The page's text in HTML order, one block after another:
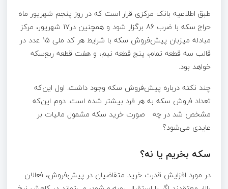
طبق اطلاعیه بانک مرکزی قرار است که در روز پنجم شهریور ماه
حراج سکه با ضرب 86 برگزار شود و همچنین در17 شهریور، مرکز
مبادله میزبان پیش‌فروش سکه با شرایط هر کد ملی 15 عدد در
قالب سه قطعه تمام، پنج قطعه نیم، و هفت قطعه ربع‌سکه
خواهد بود.
چند نکته درباره پیش‌فروش سکه وجود داشت. اول این‌که
تعداد فروش سکه به هر فرد بیشتر شده است. دوم این‌که
مشخص شد در چه صورت خرید سکه مشمول مالیات بر
عایدی می‌شود؟
سکه بخریم یا نه؟
در مورد افزایش قدرت خرید متقاضیان در پیش‌فروش، فعالان